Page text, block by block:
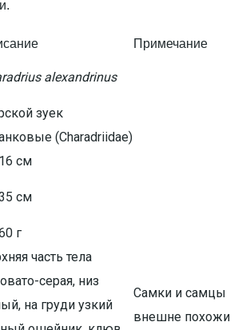
Примечание
alexandrinus
зуек
(Charadriidae)
см
см
г
часть тела
серая, низ
на груди узкий
Самки и самцы
внешне похожи